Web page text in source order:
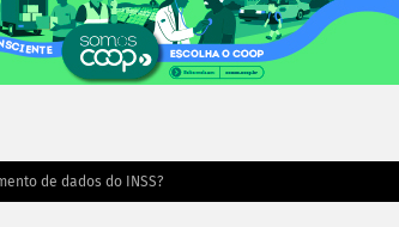
de dados do INSS?